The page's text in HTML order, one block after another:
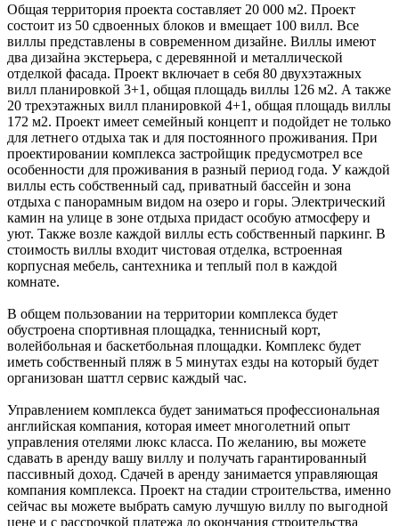
Общая территория проекта составляет 20 000 м2. Проект
состоит из 50 сдвоенных блоков и вмещает 100 вилл. Все
виллы представлены в современном дизайне. Виллы имеют
два дизайна экстерьера, с деревянной и металлической
отделкой фасада. Проект включает в себя 80 двухэтажных
вилл планировкой 3+1, общая площадь виллы 126 м2. А также
20 трехэтажных вилл планировкой 4+1, общая площадь виллы
172 м2. Проект имеет семейный концепт и подойдет не только
для летнего отдыха так и для постоянного проживания. При
проектировании комплекса застройщик предусмотрел все
особенности для проживания в разный период года. У каждой
виллы есть собственный сад, приватный бассейн и зона
отдыха с панорамным видом на озеро и горы. Электрический
камин на улице в зоне отдыха придаст особую атмосферу и
уют. Также возле каждой виллы есть собственный паркинг. В
стоимость виллы входит чистовая отделка, встроенная
корпусная мебель, сантехника и теплый пол в каждой
комнате.
В общем пользовании на территории комплекса будет
обустроена спортивная площадка, теннисный корт,
волейбольная и баскетбольная площадки. Комплекс будет
иметь собственный пляж в 5 минутах езды на который будет
организован шаттл сервис каждый час.
Управлением комплекса будет заниматься профессиональная
английская компания, которая имеет многолетний опыт
управления отелями люкс класса. По желанию, вы можете
сдавать в аренду вашу виллу и получать гарантированный
пассивный доход. Сдачей в аренду занимается управляющая
компания комплекса. Проект на стадии строительства, именно
сейчас вы можете выбрать самую лучшую виллу по выгодной
цене и с рассрочкой платежа до окончания строительства